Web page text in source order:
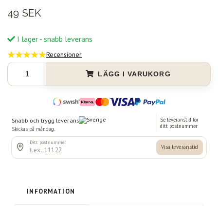
49 SEK
I lager - snabb leverans
Recensioner
LÄGG I VARUKORG
INFORMATION